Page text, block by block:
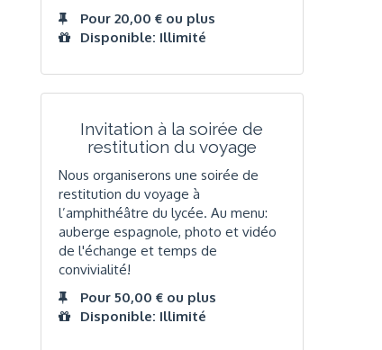
Pour 20,00 € ou plus
Disponible: Illimité
Invitation à la soirée de
restitution du voyage
Nous organiserons une soirée de
restitution du voyage à
l’amphithéâtre du lycée. Au menu:
auberge espagnole, photo et vidéo
de l'échange et temps de
convivialité!
Pour 50,00 € ou plus
Disponible: Illimité